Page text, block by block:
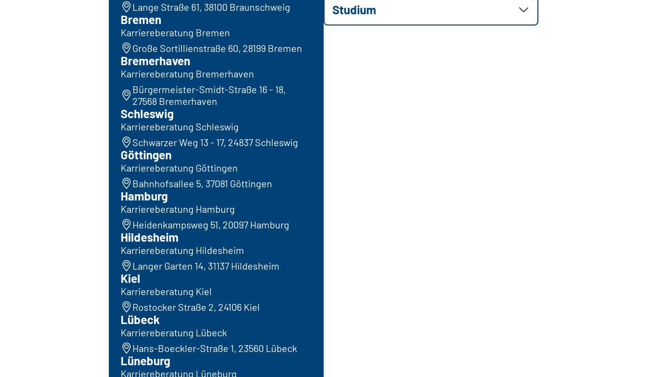
Lange Straße 61, 38100 Braunschweig
Bremen
Karriereberatung Bremen
Große Sortillienstraße 60, 28199 Bremen
Bremerhaven
Karriereberatung Bremerhaven
Bürgermeister-Smidt-Straße 16 - 18,
27568 Bremerhaven
Schleswig
Karriereberatung Schleswig
Schwarzer Weg 13 - 17, 24837 Schleswig
Göttingen
Karriereberatung Göttingen
Bahnhofsallee 5, 37081 Göttingen
Hamburg
Karriereberatung Hamburg
Heidenkampsweg 51, 20097 Hamburg
Hildesheim
Karriereberatung Hildesheim
Langer Garten 14, 31137 Hildesheim
Kiel
Karriereberatung Kiel
Rostocker Straße 2, 24106 Kiel
Lübeck
Karriereberatung Lübeck
Hans-Boeckler-Straße 1, 23560 Lübeck
Lüneburg
Karriereberatung Lüneburg
Studium